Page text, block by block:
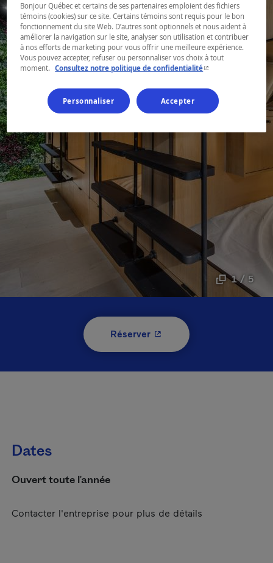
1 / 5
Réserver- Cet hyperlien s'ouvrira
Dates
Ouvert toute l'année
Contacter l'entreprise pour plus de détails
Bonjour Québec et certains de ses partenaires emploient des fichiers
témoins (cookies) sur ce site. Certains témoins sont requis pour le bon
fonctionnement du site Web. D’autres sont optionnels et nous aident à
améliorer la navigation sur le site, analyser son utilisation et contribuer
à nos efforts de marketing pour vous offrir une meilleure expérience.
Vous pouvez accepter, refuser ou personnaliser vos choix à tout
moment.
Consultez notre politique de confidentialité- Cet hyperlien
Personnaliser Accepter